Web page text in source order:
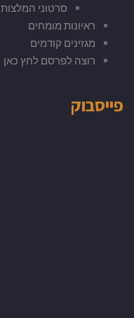
סרטוני המלצות
ראיונות מומחים
מגזינים קודמים
רוצה לפרסם לחץ כאן
פייסבוק